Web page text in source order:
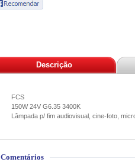
Descrição
FCS
150W 24V G6.35 3400K
Lâmpada p/ fim audiovisual, cine-foto,
Comentários